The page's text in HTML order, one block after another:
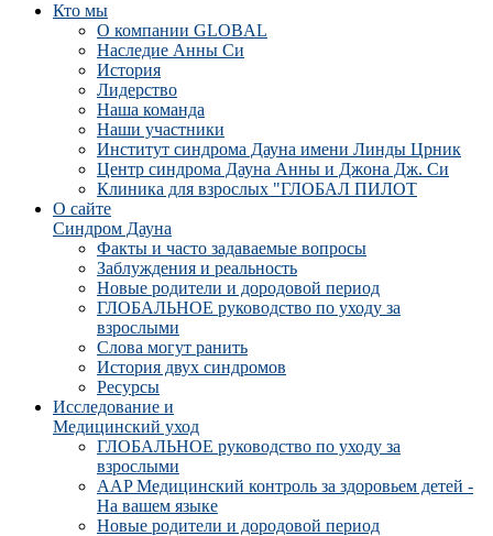
Кто мы
О компании GLOBAL
Наследие Анны Си
История
Лидерство
Наша команда
Наши участники
Институт синдрома Дауна имени Линды Црник
Центр синдрома Дауна Анны и Джона Дж. Си
Клиника для взрослых "ГЛОБАЛ ПИЛОТ
О сайте
Синдром Дауна
Факты и часто задаваемые вопросы
Заблуждения и реальность
Новые родители и дородовой период
ГЛОБАЛЬНОЕ руководство по уходу за
взрослыми
Слова могут ранить
История двух синдромов
Ресурсы
Исследование и
Медицинский уход
ГЛОБАЛЬНОЕ руководство по уходу за
взрослыми
AAP Медицинский контроль за здоровьем детей -
На вашем языке
Новые родители и дородовой период